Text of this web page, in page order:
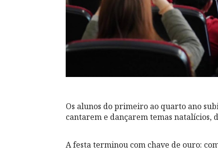
Os alunos do primeiro ao quarto ano
cantarem e dançarem temas natalícios,
A festa terminou com chave de ouro: